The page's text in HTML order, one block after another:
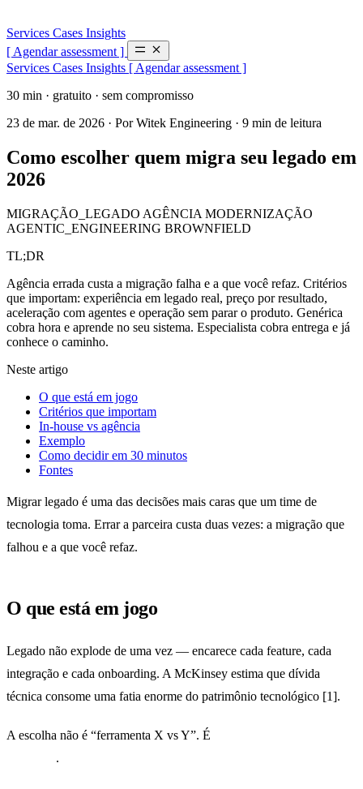
Services Cases Insights
[ Agendar assessment ]
Services Cases Insights [ Agendar assessment ]
30 min · gratuito · sem compromisso
23 de mar. de 2026 · Por Witek Engineering · 9 min de leitura
Como escolher quem migra seu legado em
2026
MIGRAÇÃO_LEGADO AGÊNCIA MODERNIZAÇÃO
AGENTIC_ENGINEERING BROWNFIELD
TL;DR
Agência errada custa a migração falha e a que você refaz. Critérios
que importam: experiência em legado real, preço por resultado,
aceleração com agentes e operação sem parar o produto. Genérica
cobra hora e aprende no seu sistema. Especialista cobra entrega e já
conhece o caminho.
Neste artigo
O que está em jogo
Critérios que importam
In-house vs agência
Exemplo
Como decidir em 30 minutos
Fontes
Migrar legado é uma das decisões mais caras que um time de
tecnologia toma. Errar a parceira custa duas vezes: a migração que
falhou e a que você refaz.
O que está em jogo
Legado não explode de uma vez — encarece cada feature, cada
integração e cada onboarding. A McKinsey estima que dívida
técnica consome uma fatia enorme do patrimônio tecnológico [1].
A escolha não é “ferramenta X vs Y”. É
.